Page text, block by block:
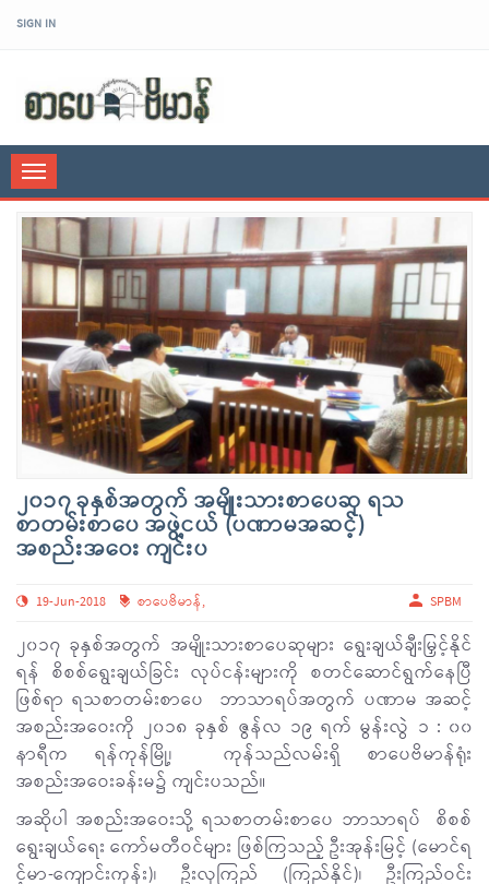
SIGN IN
Toggle
navigation
၂၀၁၇ ခုနှစ်အတွက် အမျိုးသားစာပေဆု ရသ
စာတမ်းစာပေ အဖွဲ့ငယ် (ပဏာမအဆင့်)
အစည်းအဝေး ကျင်းပ
19-Jun-2018 စာပေဗိမာန်, SPBM
၂၀၁၇ ခုနှစ်အတွက် အမျိုးသားစာပေဆုများ ရွေးချယ်ချီးမြှင့်နိုင်
ရန် စိစစ်ရွေးချယ်ခြင်း လုပ်ငန်းများကို စတင်ဆောင်ရွက်နေပြီ
ဖြစ်ရာ ရသစာတမ်းစာပေ ဘာသာရပ်အတွက် ပဏာမ အဆင့်
အစည်းအဝေးကို ၂၀၁၈ ခုနှစ် ဇွန်လ ၁၉ ရက် မွန်းလွဲ ၁ : ၀၀
နာရီက ရန်ကုန်မြို့၊ ကုန်သည်လမ်းရှိ စာပေဗိမာန်ရုံး
အစည်းအဝေးခန်းမ၌ ကျင်းပသည်။
အဆိုပါ အစည်းအဝေးသို့ ရသစာတမ်းစာပေ ဘာသာရပ် စိစစ်
ရွေးချယ်ရေး ကော်မတီဝင်များ ဖြစ်ကြသည့် ဦးအုန်းမြင့် (မောင်ရ
င့်မာ-ကျောင်းကုန်း)၊ ဦးလှကြည် (ကြည်နိုင်)၊ ဦးကြည်ဝင်း